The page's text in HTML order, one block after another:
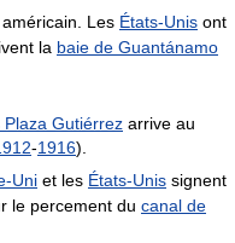
Les États-Unis ont
la baie de Guantánamo
Plaza Gutiérrez arrive au
-1916).
Uni et les États-Unis signent
le percement du canal de